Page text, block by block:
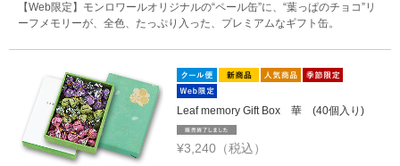
【Web限定】モンロワールオリジナルの“ペール缶”に、“葉っぱのチョコ”リ
ーフメモリーが、全色、たっぷり入った、プレミアムなギフト缶。
Leaf memory Gift Box 華 (40個入り)
¥3,240（税込）